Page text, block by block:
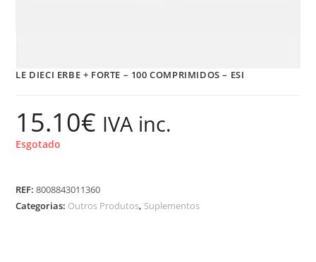
LE DIECI ERBE + FORTE – 100 COMPRIMIDOS – ESI
15.10€ IVA inc.
Esgotado
REF:8008843011360
Categorias: Outros Produtos, Suplementos